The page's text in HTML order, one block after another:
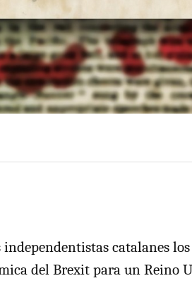
catalanes
del Brexit para un Reino